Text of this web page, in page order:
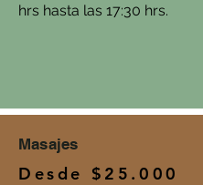
hrs hasta las 17:30 hrs.
Masajes
Desde $25.000